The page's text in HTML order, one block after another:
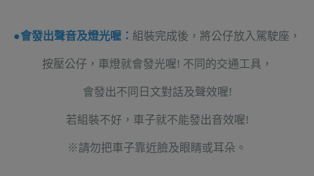
●會發出聲音及燈光喔： 組裝完成後，將公仔放入駕駛座，
按壓公仔，車燈就會發光喔! 不同的交通工具，
會發出不同日文對話及聲效喔!
若組裝不好，車子就不能發出音效喔!
※請勿把車子靠近臉及眼睛或耳朵。